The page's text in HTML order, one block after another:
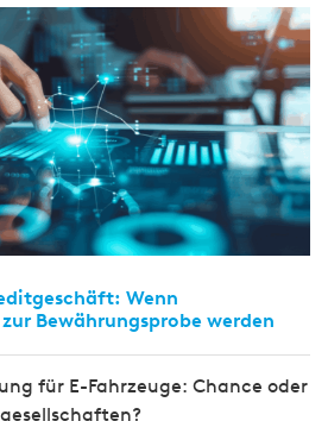
Wenn
Bewährungsprobe werden
für E-Fahrzeuge: Chance oder